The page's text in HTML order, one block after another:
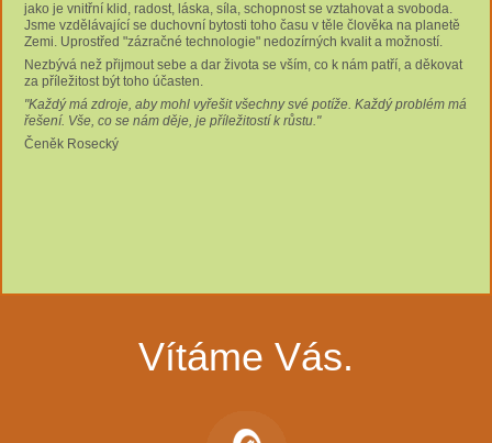
jako je vnitřní klid, radost, láska, síla, schopnost se vztahovat a svoboda.
Jsme vzdělávající se duchovní bytosti toho času v těle člověka na planetě
Zemi. Uprostřed "zázračné technologie" nedozírných kvalit a možností.
Nezbývá než přijmout sebe a dar života se vším, co k nám patří, a děkovat
za příležitost být toho účasten.
"Každý má zdroje, aby mohl vyřešit všechny své potíže. Každý problém má
řešení. Vše, co se nám děje, je příležitostí k růstu."
Čeněk Rosecký
Vítáme Vás.